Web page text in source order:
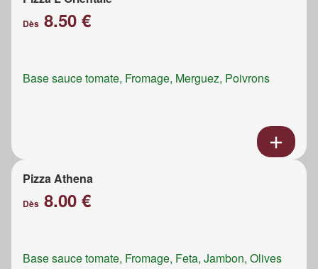
Dès 8.50 €
Base sauce tomate, Fromage, Merguez, Poivrons
Pizza Athena
Dès 8.00 €
Base sauce tomate, Fromage, Feta, Jambon, Olives